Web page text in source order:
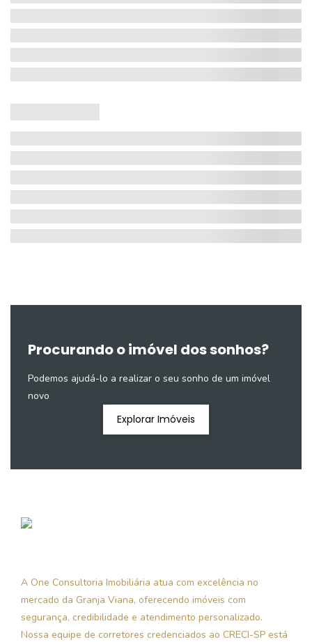
Procurando o imóvel dos sonhos?
Podemos ajudá-lo a realizar o seu sonho de um imóvel
novo
Explorar Imóveis
A One Consultoria Imobiliária atua com excelência no
mercado da Granja Viana, oferecendo imóveis com
segurança, credibilidade e atendimento personalizado.
Nossa equipe de corretores credenciados ao CRECI-SP está